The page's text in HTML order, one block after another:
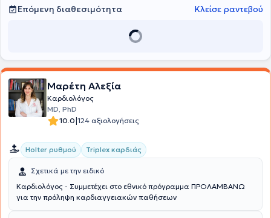
απινιδωτών, συνταγογράφηση, πιστοποιητικά άθλησης, ενώ
ιδιαίτερη εμπειρία έχει στις αρρυθμίες, στην κολπική μαρμαρυγή
Επόμενη διαθεσιμότητα Κλείσε ραντεβού
Μαρέτη Αλεξία
Καρδιολόγος
MD, PhD
10.0|124 αξιολογήσεις
Holter ρυθμού Triplex καρδιάς
Σχετικά με την ειδικό
Καρδιολόγος - Συμμετέχει στο εθνικό πρόγραμμα ΠΡΟΛΑΜΒΑΝΩ
για την πρόληψη καρδιαγγειακών παθήσεων